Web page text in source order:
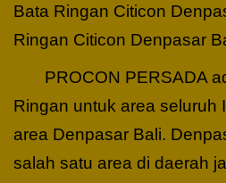
Bata Ringan Citicon
Ringan Citicon Denpasar
PROCON PERSADA
Ringan untuk area seluruh
area Denpasar Bali.
salah satu area di daerah